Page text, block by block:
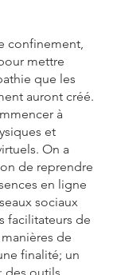
confinement,
mettre
que les
auront créé.
à
et
On a
de reprendre
en ligne
sociaux
facilitateurs de
de
finalité; un